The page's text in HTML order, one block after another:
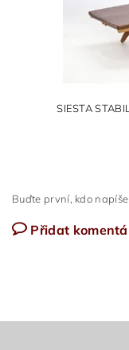
SIESTA
Buďte první, kdo
Přidat